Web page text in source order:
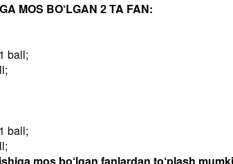
MOS BO‘LGAN 2 TA FAN:
ball;
ball;